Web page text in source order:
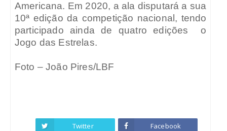
Americana. Em 2020, a ala disputará a sua
10ª edição da competição nacional, tendo
participado ainda de quatro edições
o
Jogo das Estrelas.
Foto – João Pires/LBF
Twitter Facebook